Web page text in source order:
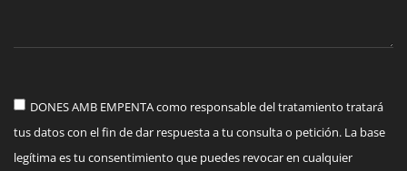
DONES AMB EMPENTA como responsable del tratamiento tratará
tus datos con el fin de dar respuesta a tu consulta o petición. La base
legítima es tu consentimiento que puedes revocar en cualquier